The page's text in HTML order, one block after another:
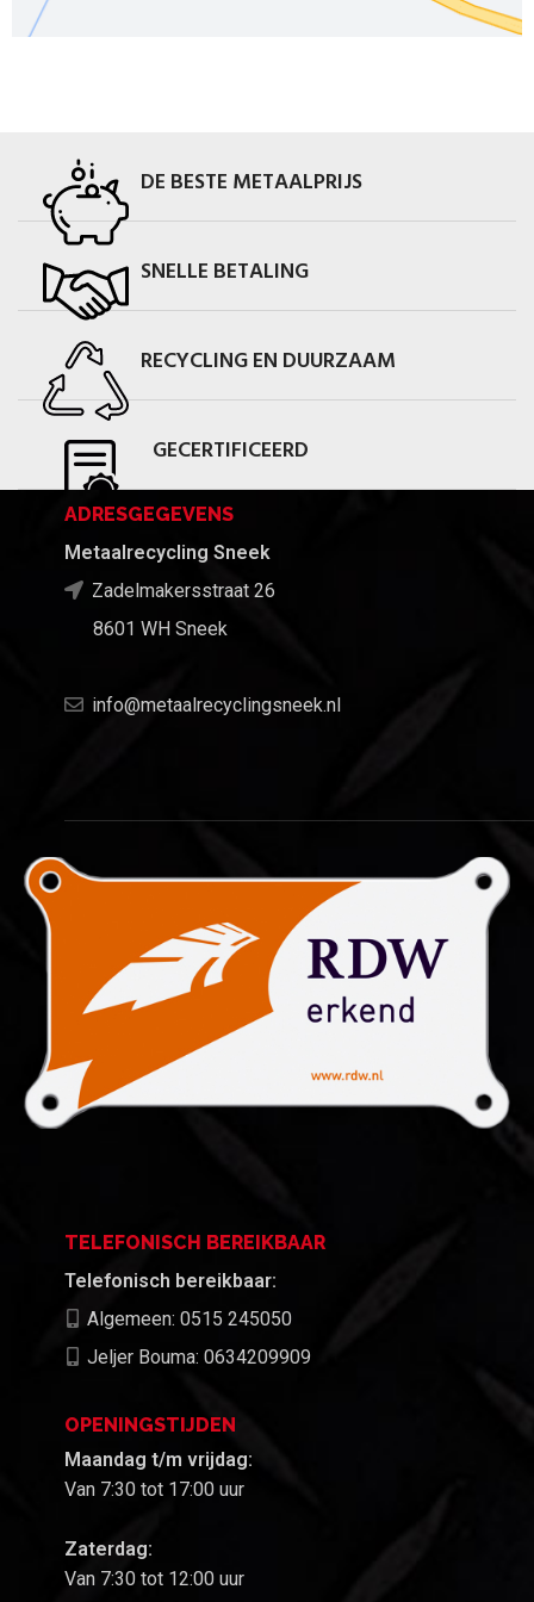
DE BESTE METAALPRIJS
SNELLE BETALING
RECYCLING EN DUURZAAM
GECERTIFICEERD
ADRESGEGEVENS
Metaalrecycling Sneek
Zadelmakersstraat 26
8601 WH Sneek
info@metaalrecyclingsneek.nl
TELEFONISCH BEREIKBAAR
Telefonisch bereikbaar:
Algemeen: 0515 245050
Jeljer Bouma: 0634209909
OPENINGSTIJDEN
Maandag t/m vrijdag:
Van 7:30 tot 17:00 uur
Zaterdag:
Van 7:30 tot 12:00 uur